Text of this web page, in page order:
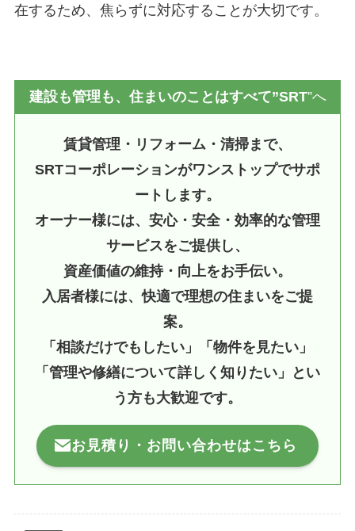
在するため、焦らずに対応することが大切です。
建設も管理も、住まいのことはすべて”SRT”へ
賃貸管理・リフォーム・清掃まで、
SRTコーポレーションがワンストップでサポ
ートします。
オーナー様には、安心・安全・効率的な管理
サービスをご提供し、
資産価値の維持・向上をお手伝い。
入居者様には、快適で理想の住まいをご提
案。
「相談だけでもしたい」「物件を見たい」
「管理や修繕について詳しく知りたい」とい
う方も大歓迎です。
お見積り・お問い合わせはこちら